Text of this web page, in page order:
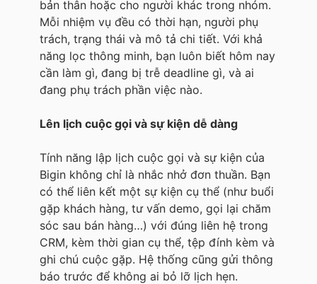
bản thân hoặc cho người khác trong nhóm.
Mỗi nhiệm vụ đều có thời hạn, người phụ
trách, trạng thái và mô tả chi tiết. Với khả
năng lọc thông minh, bạn luôn biết hôm nay
cần làm gì, đang bị trễ deadline gì, và ai
đang phụ trách phần việc nào.
Lên lịch cuộc gọi và sự kiện dễ dàng
Tính năng lập lịch cuộc gọi và sự kiện của
Bigin không chỉ là nhắc nhở đơn thuần. Bạn
có thể liên kết một sự kiện cụ thể (như buổi
gặp khách hàng, tư vấn demo, gọi lại chăm
sóc sau bán hàng…) với đúng liên hệ trong
CRM, kèm thời gian cụ thể, tệp đính kèm và
ghi chú cuộc gặp. Hệ thống cũng gửi thông
báo trước để không ai bỏ lỡ lịch hẹn.